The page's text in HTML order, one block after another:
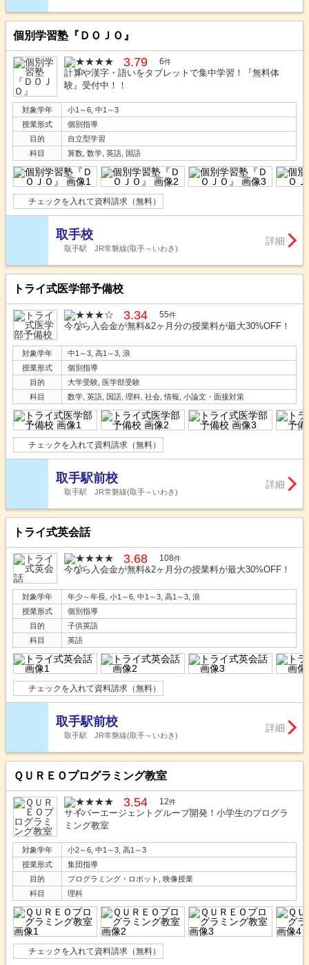
個別学習塾『ＤＯＪＯ』
3.79 6件
計算や漢字・語いをタブレットで集中学習！『無料体
験』受付中！！
対象学年
小1～6, 中1～3
授業形式
個別指導
目的
自立型学習
科目
算数, 数学, 英語, 国語
チェックを入れて資料請求（無料）
取手校
取手駅 JR常磐線(取手～いわき)
詳細
トライ式医学部予備校
3.34 55件
今なら入会金が無料&2ヶ月分の授業料が最大30%OFF！
対象学年
中1～3, 高1～3, 浪
授業形式
個別指導
目的
大学受験, 医学部受験
科目
数学, 英語, 国語, 理科, 社会, 情報, 小論文・面接対策
チェックを入れて資料請求（無料）
取手駅前校
取手駅 JR常磐線(取手～いわき)
詳細
トライ式英会話
3.68 108件
今なら入会金が無料&2ヶ月分の授業料が最大30%OFF！
対象学年
年少～年長, 小1～6, 中1～3, 高1～3, 浪
授業形式
個別指導
目的
子供英語
科目
英語
チェックを入れて資料請求（無料）
取手駅前校
取手駅 JR常磐線(取手～いわき)
詳細
ＱＵＲＥＯプログラミング教室
3.54 12件
サイバーエージェントグループ開発！小学生のプログラ
ミング教室
対象学年
小2～6, 中1～3, 高1～3
授業形式
集団指導
目的
プログラミング・ロボット, 映像授業
科目
理科
チェックを入れて資料請求（無料）